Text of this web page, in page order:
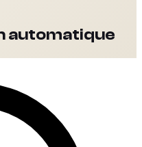
automatique